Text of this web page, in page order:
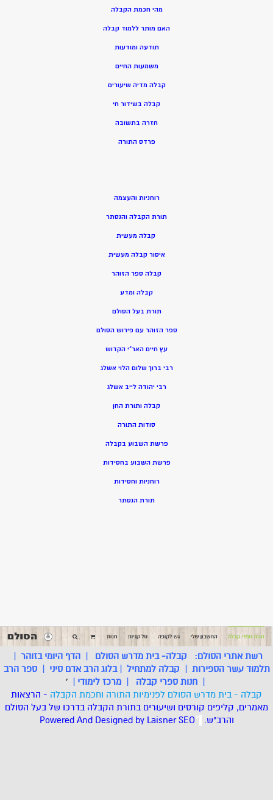
מהי חכמת הקבלה
האם מותר ללמוד קבלה
תודעה ומודעות
משמעות החיים
קבלה מדיה שיעורים
קבלה בשידור חי
חזרה בתשובה
פרדס התורה
רוחניות והעצמה
תורת הקבלה והנסתר
קבלה מעשית
איסור קבלה מעשית
קבלה ספר הזוהר
קבלה ומדע
תורת בעל הסולם
ספר הזוהר עם פירוש הסולם
עץ חיים האר”י הקדוש
רבי ברוך שלום הלוי אשלג
רבי יהודה לייב אשלג
קבלה ותורת החן
סודות התורה
פרשת השבוע בקבלה
פרשת השבוע בחסידות
רוחניות וחסידות
תורת הנסתר
רשת אתרי הסולם: קבלה- בית מדרש הסולם |הדף היומי בזוהר |
תלמוד עשר הספירות | קבלה למתחיל |בלוג הרב אדם סיני |ספר הרב
| חנות ספרי קבלה | מרכז לימודי |
'
קבלה - בית מדרש הסולם לפנימיות התורה וחכמת הקבלה - הרצאות
מאמרים, קליפים קורסים ושיעורים בתורת הקבלה בדרכו של בעל הסולם
והרב"ש. *
Powered And Designed by LaisnerSEO